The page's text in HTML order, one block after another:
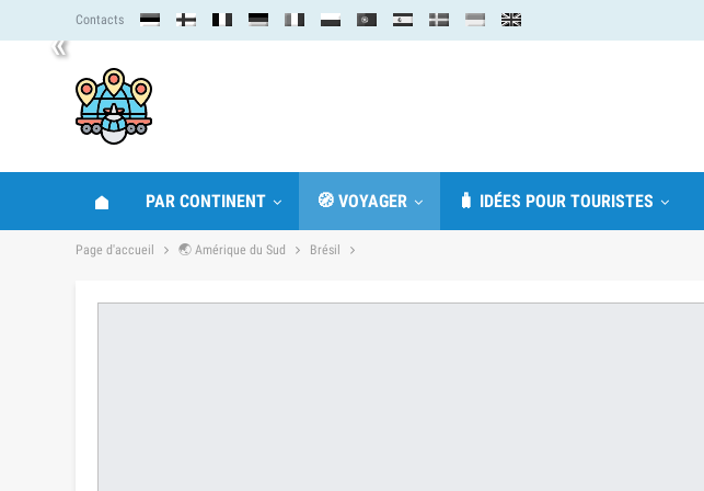
« Contacts
PAR CONTINENT 🧭 VOYAGER 🧳 IDÉES POUR TOURISTES
Page d'accueil 🌏 Amérique du Sud Brésil